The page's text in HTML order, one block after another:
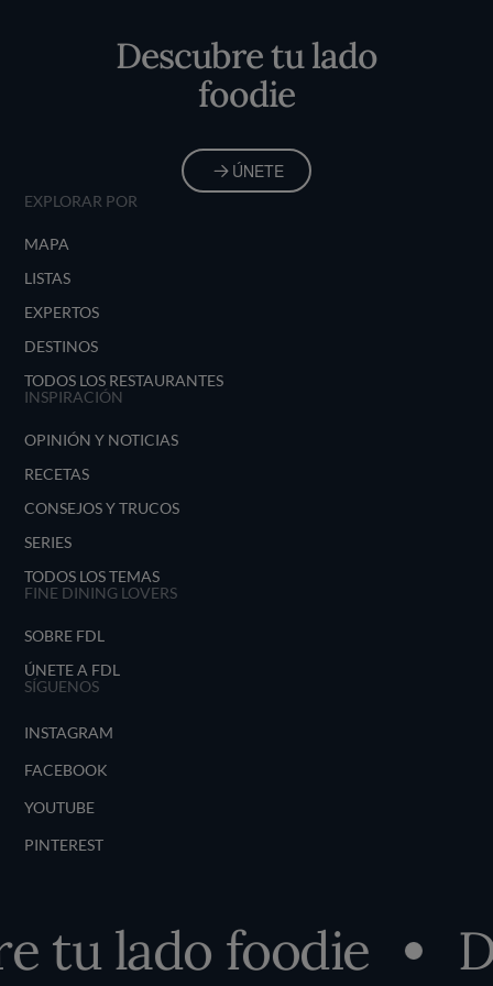
Descubre tu lado
foodie
ÚNETE
EXPLORAR POR
MAPA
LISTAS
EXPERTOS
DESTINOS
TODOS LOS RESTAURANTES
INSPIRACIÓN
OPINIÓN Y NOTICIAS
RECETAS
CONSEJOS Y TRUCOS
SERIES
TODOS LOS TEMAS
FINE DINING LOVERS
SOBRE FDL
ÚNETE A FDL
SÍGUENOS
INSTAGRAM
FACEBOOK
YOUTUBE
PINTEREST
tu lado foodie